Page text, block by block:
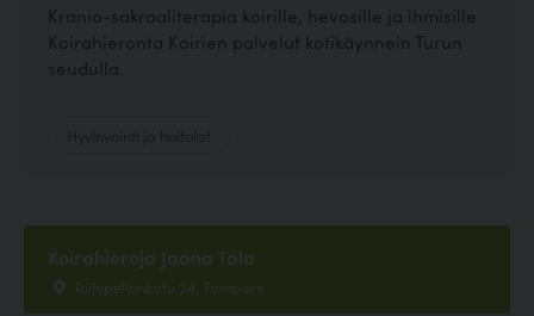
Kranio-sakraaliterapia koirille, hevosille ja ihmisille
Koirahieronta Koirien palvelut kotikäynnein Turun
seudulla.
Koirahieroja Jaana Tala
Riihipellonkatu 24, Tampere